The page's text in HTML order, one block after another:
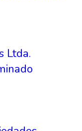
Ltda.